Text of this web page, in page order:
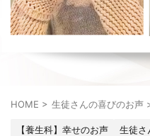
HOME > 生徒さんの喜びのお声
【養生科】幸せのお声 生徒さ